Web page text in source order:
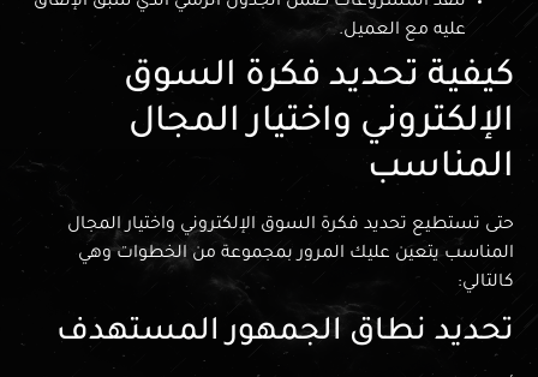
عليه مع العميل.
كيفية تحديد فكرة السوق
الإلكتروني واختيار المجال
المناسب
حتى تستطيع تحديد فكرة السوق الإلكتروني واختيار المجال
المناسب يتعين عليك المرور بمجموعة من الخطوات وهي
كالتالي:
تحديد نطاق الجمهور المستهدف